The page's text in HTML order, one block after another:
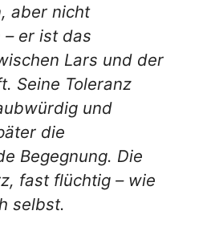
aber nicht
er ist das
Lars und der
Seine Toleranz
und
die
Begegnung. Die
fast flüchtig – wie
selbst.